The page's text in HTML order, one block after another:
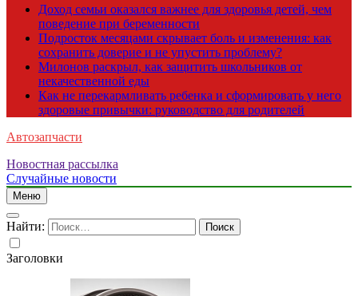
Доход семьи оказался важнее для здоровья детей, чем
поведение при беременности
Подросток месяцами скрывает боль и изменения: как
сохранить доверие и не упустить проблему?
Милонов раскрыл, как защитить школьников от
некачественной еды
Как не перекармливать ребенка и сформировать у него
здоровые привычки: руководство для родителей
Автозапчасти
Новостная рассылка
Случайные новости
Меню
Найти:
Заголовки